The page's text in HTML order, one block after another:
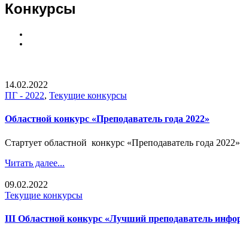
Конкурсы
14.02.2022
ПГ - 2022, Текущие конкурсы
Областной конкурс «Преподаватель года 2022»
Стартует областной конкурс «Преподаватель года
Читать далее...
09.02.2022
Текущие конкурсы
III Областной конкурс «Лучший преподаватель